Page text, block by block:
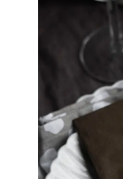
för
av
gång
själv
roliga